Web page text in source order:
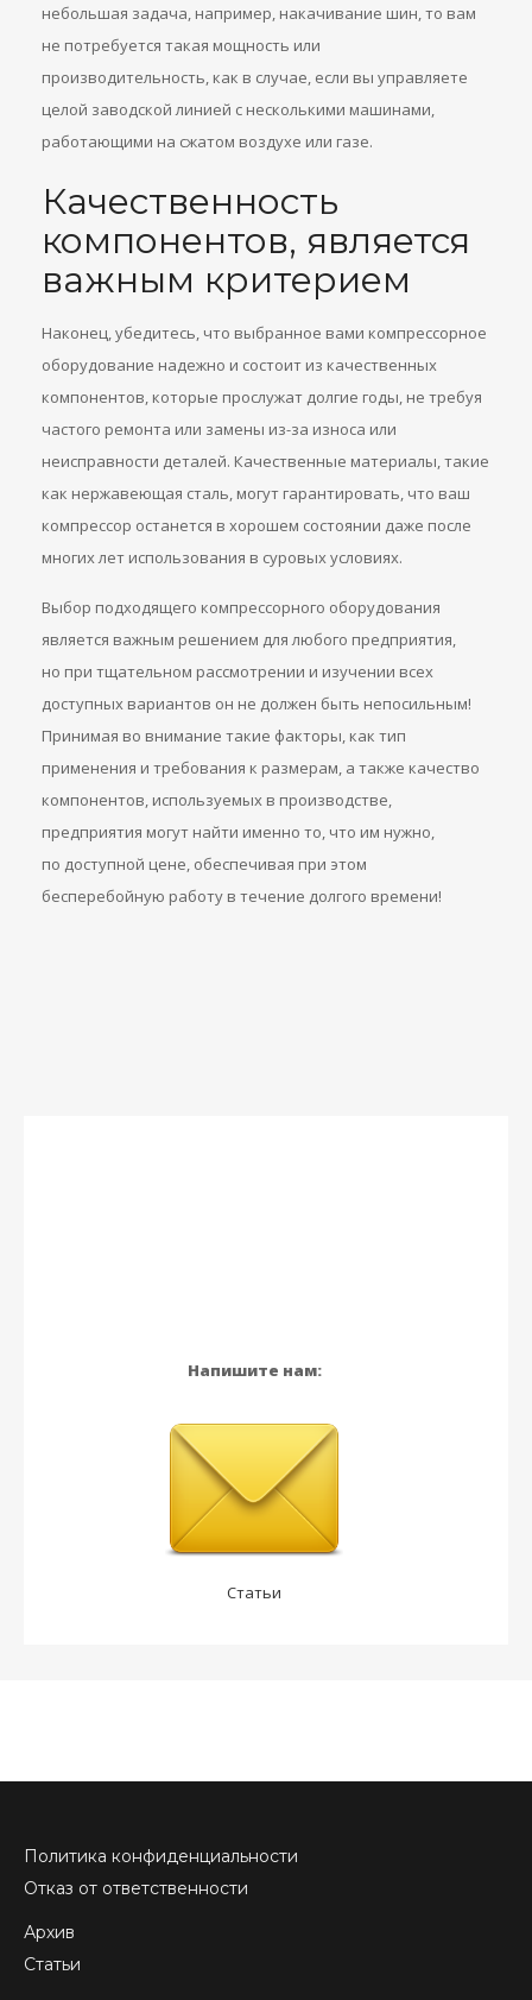
небольшая задача, например, накачивание шин, то вам
не потребуется такая мощность или
производительность, как в случае, если вы управляете
целой заводской линией с несколькими машинами,
работающими на сжатом воздухе или газе.
Качественность
компонентов, является
важным критерием
Наконец, убедитесь, что выбранное вами компрессорное
оборудование надежно и состоит из качественных
компонентов, которые прослужат долгие годы, не требуя
частого ремонта или замены из-за износа или
неисправности деталей. Качественные материалы, такие
как нержавеющая сталь, могут гарантировать, что ваш
компрессор останется в хорошем состоянии даже после
многих лет использования в суровых условиях.
Выбор подходящего компрессорного оборудования
является важным решением для любого предприятия,
но при тщательном рассмотрении и изучении всех
доступных вариантов он не должен быть непосильным!
Принимая во внимание такие факторы, как тип
применения и требования к размерам, а также качество
компонентов, используемых в производстве,
предприятия могут найти именно то, что им нужно,
по доступной цене, обеспечивая при этом
бесперебойную работу в течение долгого времени!
Напишите нам:
Статьи
Политика конфиденциальности
Отказ от ответственности
Архив
Статьи